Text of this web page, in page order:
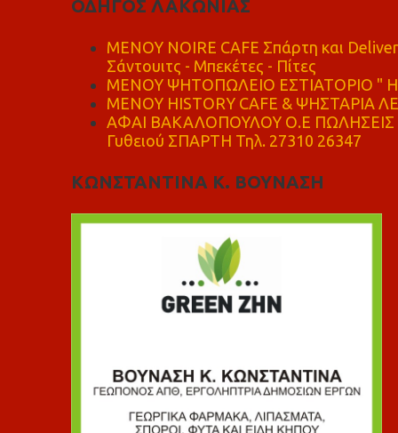
ΟΔΗΓΟΣ ΛΑΚΩΝΙΑΣ
MENOY NOIRE CAFE Σπάρτη και
Σάντουιτς - Μπεκέτες - Πίτες
ΜΕΝΟΥ ΨΗΤΟΠΩΛΕΙΟ ΕΣΤΙΑΤΟΡΙΟ "
ΜΕΝΟΥ HISTORY CAFE & ΨΗΣΤΑΡΙΑ
ΑΦΑΙ ΒΑΚΑΛΟΠΟΥΛΟΥ Ο.Ε ΠΩΛΗΣΕΙΣ
Γυθειού ΣΠΑΡΤΗ Τηλ. 27310 26347
ΚΩΝΣΤΑΝΤΙΝΑ Κ. ΒΟΥΝΑΣΗ